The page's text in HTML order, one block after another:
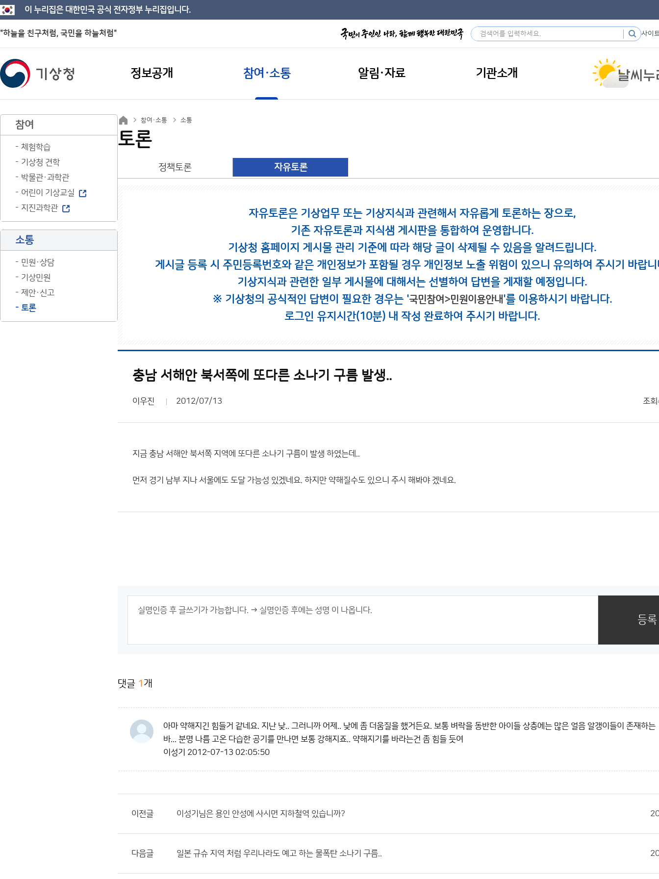
이 누리집은 대한민국 공식 전자정부 누리집입니다.
"하늘을 친구처럼, 국민을 하늘처럼" 사이
정보공개 참여·소통 알림·자료 기관소개
참여
체험학습
기상청 견학
박물관·과학관
어린이 기상교실
지진과학관
소통
민원·상담
기상민원
제안·신고
토론
참여·소통 소통
토론
정책토론 자유토론
자유토론은 기상업무 또는 기상지식과 관련해서 자유롭게 토론하는 장으로,
기존 자유토론과 지식샘 게시판을 통합하여 운영합니다.
기상청 홈페이지 게시물 관리 기준에 따라 해당 글이 삭제될 수 있음을 알려드립니다.
게시글 등록 시 주민등록번호와 같은 개인정보가 포함될 경우 개인정보 노출 위험이 있으니 유의하여 주시기 바랍니
기상지식과 관련한 일부 게시물에 대해서는 선별하여 답변을 게재할 예정입니다.
※ 기상청의 공식적인 답변이 필요한 경우는 '국민참여>민원이용안내'를 이용하시기 바랍니다.
로그인 유지시간(10분) 내 작성 완료하여 주시기 바랍니다.
충남 서해안 북서쪽에 또다른 소나기 구름 발생..
이우진 2012/07/13 조회
지금 충남 서해안 북서쪽 지역에 또다른 소나기 구름이 발생 하였는데..
먼저 경기 남부 지나 서울에도 도달 가능성 있겠네요. 하지만 약해질수도 있으니 주시 해봐야 겠네요.
등록
댓글 1 개
아마 약해지긴 힘들거 같네요. 지난 낮.. 그러니까 어제.. 낮에 좀 더움질을 했거든요. 보통 벼락을 동반한 아이들 상층에는 많은 얼음 알갱이들이 존재하는
바... 분명 나름 고온 다습한 공기를 만나면 보통 강해지죠.. 약해지기를 바라는건 좀 힘들 듯여
이성기 2012-07-13 02:05:50
이전글 이성기님은 용인 안성에 사시면 지하철역 있습니까?
다음글 일본 규슈 지역 처럼 우리나라도 예고 하는 물폭탄 소나기 구름..